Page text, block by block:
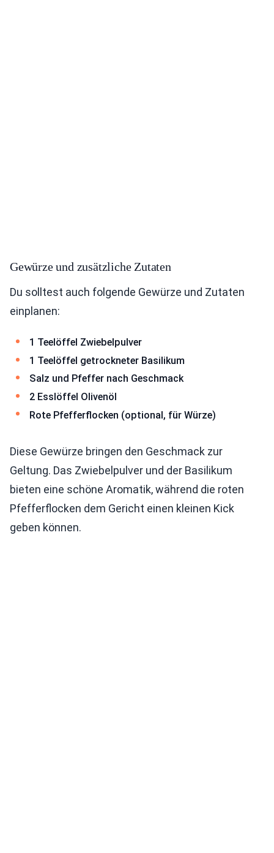
Gewürze und zusätzliche Zutaten
Du solltest auch folgende Gewürze und Zutaten
einplanen:
1 Teelöffel Zwiebelpulver
1 Teelöffel getrockneter Basilikum
Salz und Pfeffer nach Geschmack
2 Esslöffel Olivenöl
Rote Pfefferflocken (optional, für Würze)
Diese Gewürze bringen den Geschmack zur
Geltung. Das Zwiebelpulver und der Basilikum
bieten eine schöne Aromatik, während die roten
Pfefferflocken dem Gericht einen kleinen Kick
geben können.